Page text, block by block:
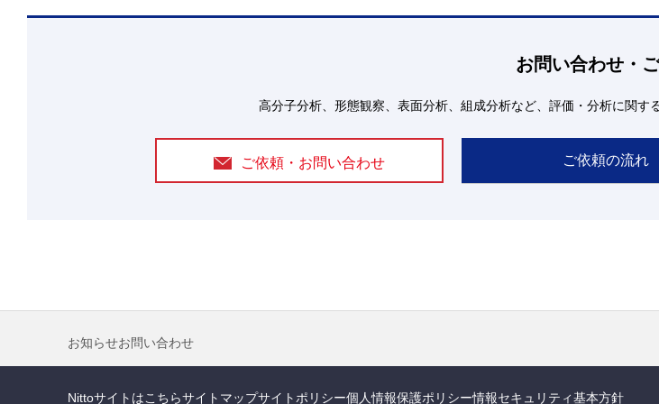
お問い合わせ・
高分子分析、形態観察、表面分析、組成分析など、評価・分析に関す
ご依頼・お問い合わせ ご依頼の流れ
お知らせお問い合わせ
Nittoサイトはこちらサイトマップサイトポリシー個人情報保護ポリシー情報セキュリティ基本方針